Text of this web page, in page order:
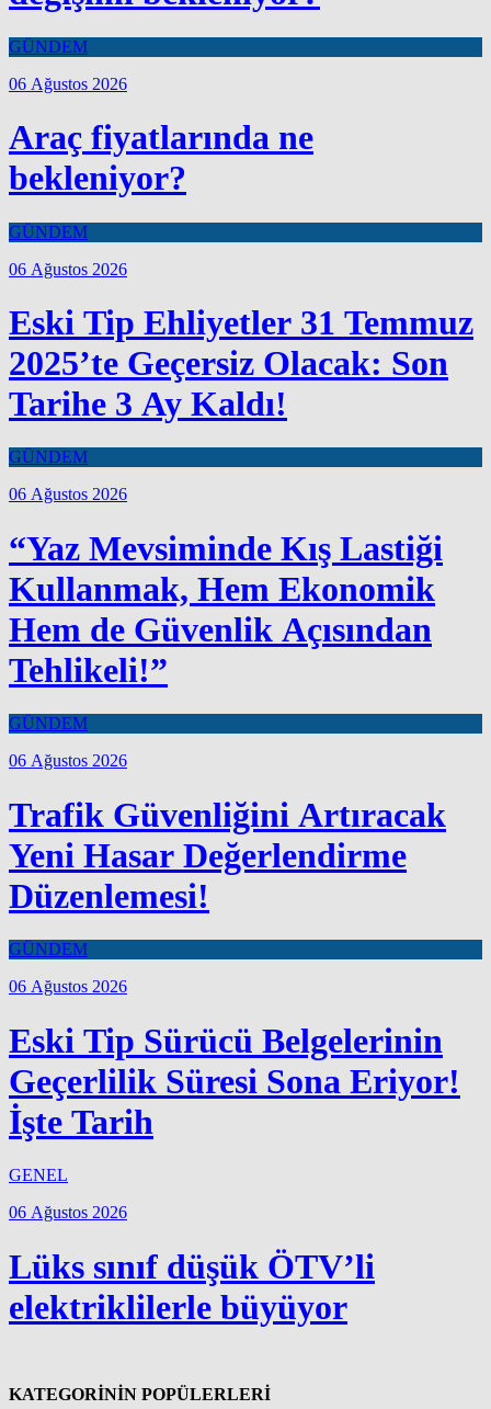
GÜNDEM
06 Ağustos 2026
Araç fiyatlarında ne
bekleniyor?
GÜNDEM
06 Ağustos 2026
Eski Tip Ehliyetler 31 Temmuz
2025’te Geçersiz Olacak: Son
Tarihe 3 Ay Kaldı!
GÜNDEM
06 Ağustos 2026
“Yaz Mevsiminde Kış Lastiği
Kullanmak, Hem Ekonomik
Hem de Güvenlik Açısından
Tehlikeli!”
GÜNDEM
06 Ağustos 2026
Trafik Güvenliğini Artıracak
Yeni Hasar Değerlendirme
Düzenlemesi!
GÜNDEM
06 Ağustos 2026
Eski Tip Sürücü Belgelerinin
Geçerlilik Süresi Sona Eriyor!
İşte Tarih
GENEL
06 Ağustos 2026
Lüks sınıf düşük ÖTV’li
elektriklilerle büyüyor
KATEGORİNİN POPÜLERLERİ